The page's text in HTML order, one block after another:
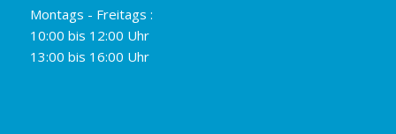
Montags - Freitags :
10:00 bis 12:00 Uhr
13:00 bis 16:00 Uhr